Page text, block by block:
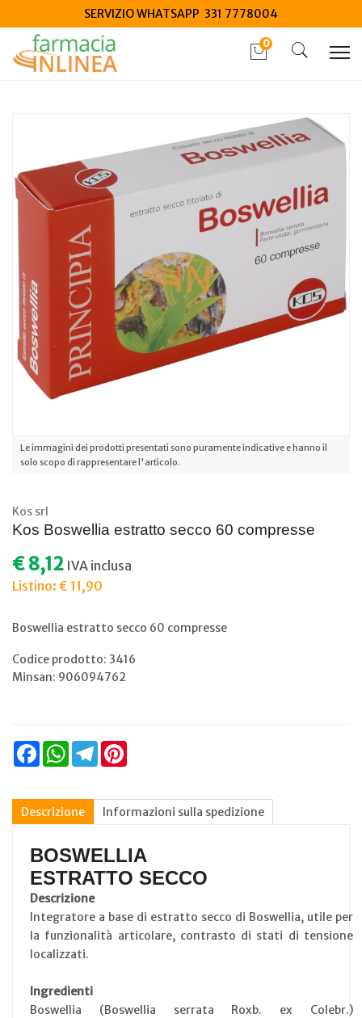
SERVIZIO WHATSAPP 331 7778004
0
Le immagini dei prodotti presentati sono puramente indicative e hanno il
solo scopo di rappresentare l'articolo.
Kos srl
Kos Boswellia estratto secco 60 compresse
€ 8,12 IVA inclusa
Listino: € 11,90
Boswellia estratto secco 60 compresse
Codice prodotto: 3416
Minsan: 906094762
FacebookWhatsAppTelegram
Descrizione Informazioni sulla spedizione
BOSWELLIA
ESTRATTO SECCO
Descrizione
Integratore a base di estratto secco di Boswellia, utile per
la funzionalità articolare, contrasto di stati di tensione
localizzati.
Ingredienti
Boswellia (Boswellia serrata Roxb. ex Colebr.)